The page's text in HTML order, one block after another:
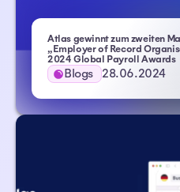
Atlas gewinnt zum zweiten
„Employer of Record
2024 Global Payroll Awards
Blogs 28.06.2024